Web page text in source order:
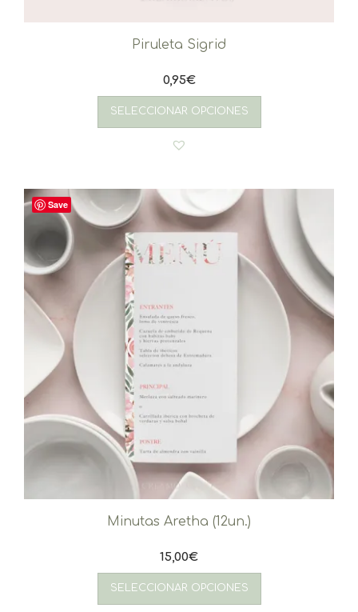
Piruleta Sigrid
0,95€
SELECCIONAR OPCIONES
Save
Minutas Aretha (12un.)
15,00€
SELECCIONAR OPCIONES